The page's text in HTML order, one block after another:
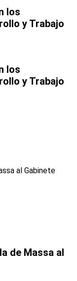
los
y Trabajo
los
y Trabajo
de Massa al